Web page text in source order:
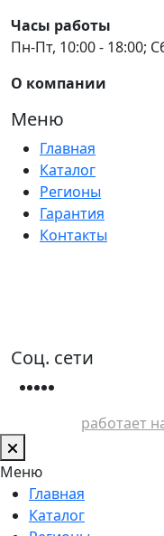
Часы работы
Пн-Пт, 10:00 - 18:00;
О компании
Меню
Главная
Каталог
Регионы
Гарантия
Контакты
Соц. сети
работает
Меню
Главная
Каталог